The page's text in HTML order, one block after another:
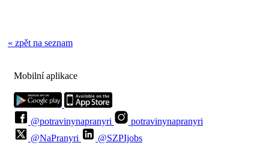
« zpět na seznam
Mobilní aplikace
@potravinynapranyri
potravinynapranyri
@NaPranyri
@SZPIjobs